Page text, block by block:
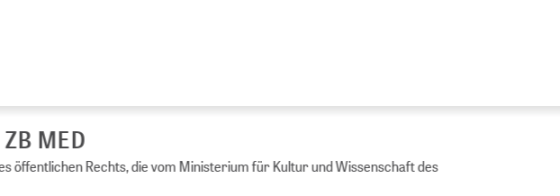
Rechts, die vom Ministerium für Kultur und Wissenschaft des